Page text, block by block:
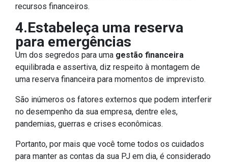
recursos financeiros.
4.Estabeleça uma reserva
para emergências
Um dos segredos para uma gestão financeira
equilibrada e assertiva, diz respeito à montagem de
uma reserva financeira para momentos de imprevisto.
São inúmeros os fatores externos que podem interferir
no desempenho da sua empresa, dentre eles,
pandemias, guerras e crises econômicas.
Portanto, por mais que você tome todos os cuidados
para manter as contas da sua PJ em dia, é considerado